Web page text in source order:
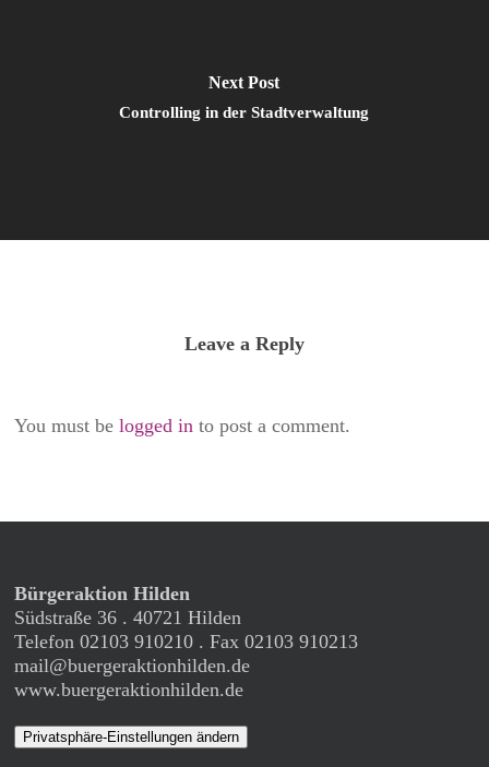
Next Post
Controlling in der Stadtverwaltung
Leave a Reply
You must belogged in to post a comment.
Bürgeraktion Hilden
Südstraße 36 . 40721 Hilden
Telefon 02103 910210 . Fax 02103 910213
mail@buergeraktionhilden.de
www.buergeraktionhilden.de
Privatsphäre-Einstellungen ändern